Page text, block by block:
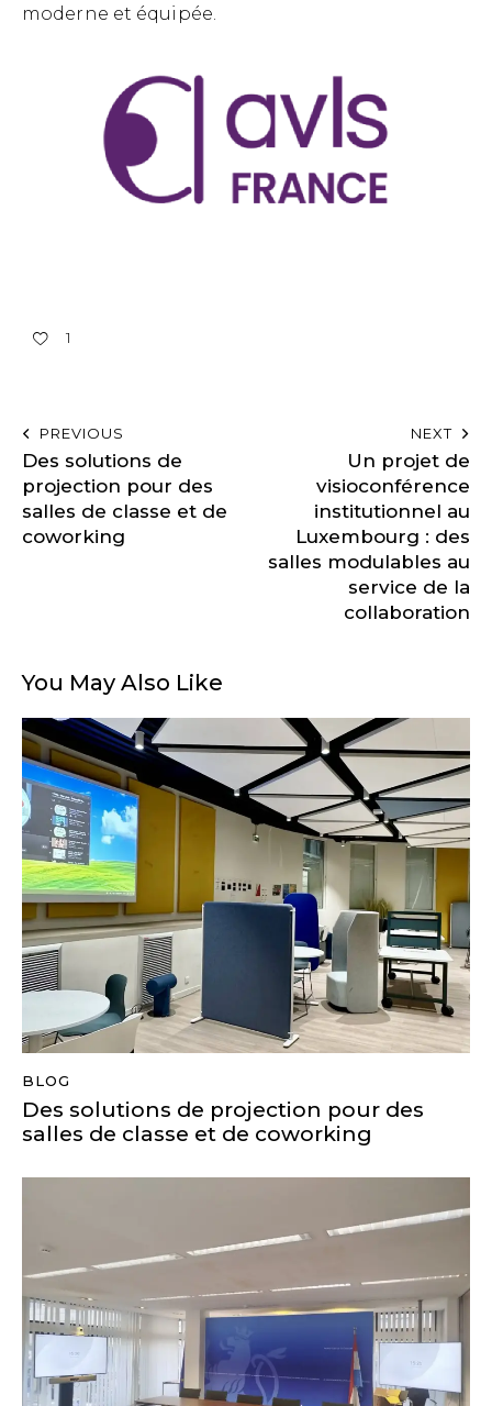
moderne et équipée.
1
PREVIOUS
Des solutions de
projection pour des
salles de classe et de
coworking
NEXT
Un projet de
visioconférence
institutionnel au
Luxembourg : des
salles modulables au
service de la
collaboration
You May Also Like
BLOG
Des solutions de projection pour des
salles de classe et de coworking